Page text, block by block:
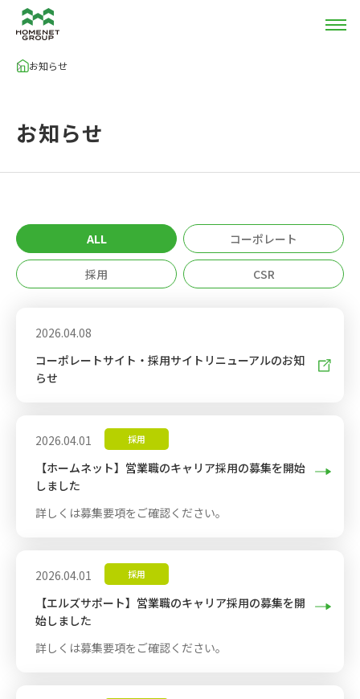
HOMEお知らせ
お知らせ
ALL コーポレート
採用 CSR
2026.04.08
コーポレートサイト・採用サイトリニューアルのお知
らせ
2026.04.01 採用
【ホームネット】営業職のキャリア採用の募集を開始
しました
詳しくは募集要項をご確認ください。
2026.04.01 採用
【エルズサポート】営業職のキャリア採用の募集を開
始しました
詳しくは募集要項をご確認ください。